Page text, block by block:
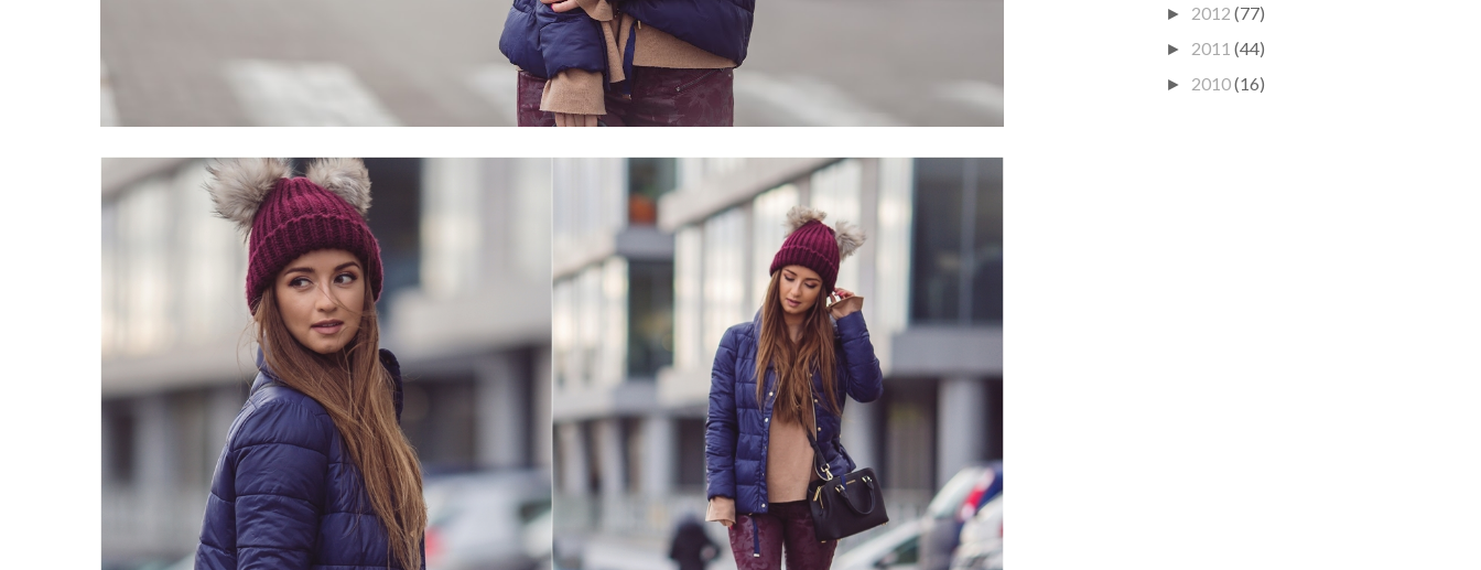
► 2012 (77)
► 2011 (44)
► 2010(16)